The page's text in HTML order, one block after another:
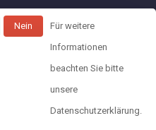
Nein
Für weitere
Informationen
beachten Sie bitte
unsere
Datenschutzerklärung.